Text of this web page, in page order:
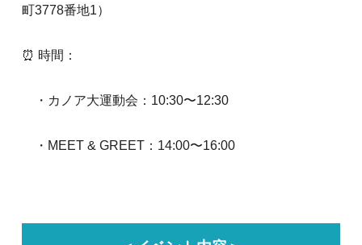
町3778番地1）
⏰ 時間：
・カノア大運動会：10:30〜12:30
・MEET & GREET：14:00〜16:00